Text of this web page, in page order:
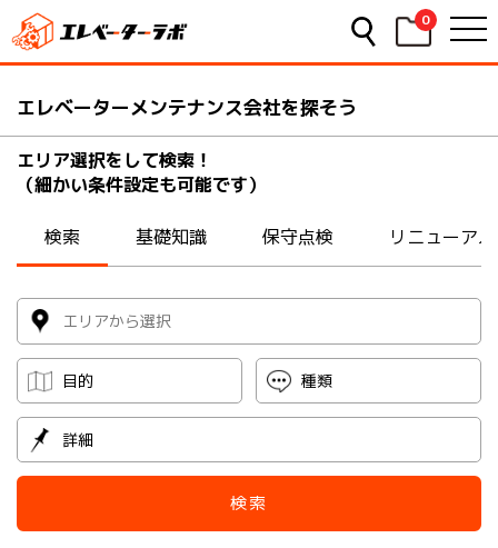
0
エレベーターメンテナンス会社を探そう
エリア選択をして検索！
（細かい条件設定も可能です）
検索 基礎知識 保守点検 リニューアル
目的 種類
詳細